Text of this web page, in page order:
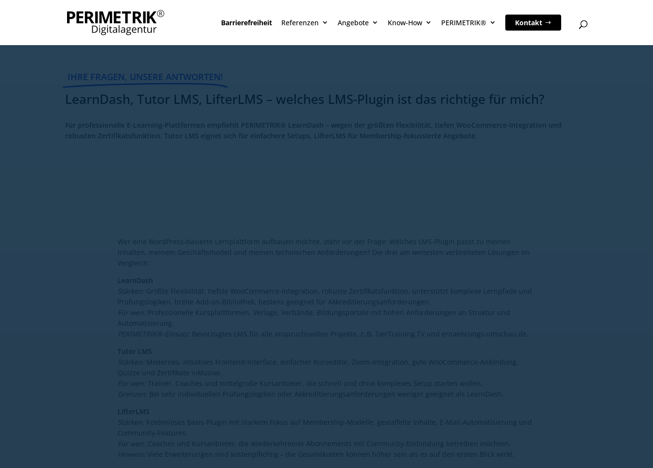
Barrierefreiheit Referenzen Angebote Know-How PERIMETRIK® Kontakt
IHRE FRAGEN, UNSERE ANTWORTEN!
LearnDash, Tutor LMS, LifterLMS – welches LMS-Plugin ist das richtige für mich?
Für professionelle E-Learning-Plattformen empfiehlt PERIMETRIK® LearnDash – wegen der größten Flexibilität, tiefen WooCommerce-Integration und
robusten Zertifikatsfunktion. Tutor LMS eignet sich für einfachere Setups, LifterLMS für Membership-fokussierte Angebote.
Wer eine WordPress-basierte Lernplattform aufbauen möchte, steht vor der Frage: Welches LMS-Plugin passt zu meinen
Inhalten, meinem Geschäftsmodell und meinen technischen Anforderungen? Die drei am weitesten verbreiteten Lösungen im
Vergleich:
LearnDash
Stärken:Größte Flexibilität, tiefste WooCommerce-Integration, robuste Zertifikatsfunktion, unterstützt komplexe Lernpfade und
Prüfungslogiken, breite Add-on-Bibliothek, bestens geeignet für Akkreditierungsanforderungen.
Für wen:Professionelle Kursplattformen, Verlage, Verbände, Bildungsportale mit hohen Anforderungen an Struktur und
Automatisierung.
PERIMETRIK®-Einsatz:Bevorzugtes LMS für alle anspruchsvollen Projekte, z. B. TierTraining.TV und ernaehrungs-umschau.de.
Tutor LMS
Stärken:Modernes, intuitives Frontend-Interface, einfacher Kurseditor, Zoom-Integration, gute WooCommerce-Anbindung,
Quizze und Zertifikate inklusive.
Für wen:Trainer, Coaches und mittelgroße Kursanbieter, die schnell und ohne komplexes Setup starten wollen.
Grenzen:Bei sehr individuellen Prüfungslogiken oder Akkreditierungsanforderungen weniger geeignet als LearnDash.
LifterLMS
Stärken:Kostenloses Basis-Plugin mit starkem Fokus auf Membership-Modelle, gestaffelte Inhalte, E-Mail-Automatisierung und
Community-Features.
Für wen:Coaches und Kursanbieter, die wiederkehrende Abonnements mit Community-Einbindung betreiben möchten.
Hinweis:Viele Erweiterungen sind kostenpflichtig – die Gesamtkosten können höher sein als es auf den ersten Blick wirkt.